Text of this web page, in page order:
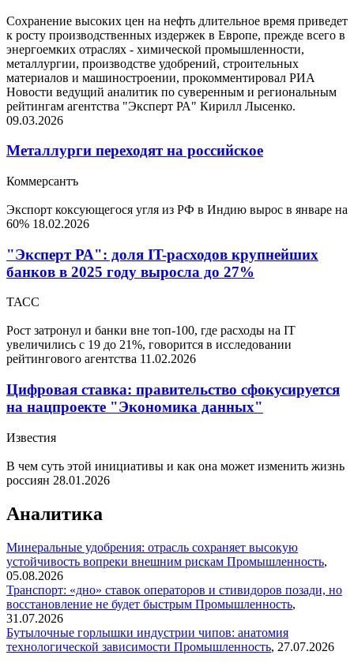
Сохранение высоких цен на нефть длительное время приведет
к росту производственных издержек в Европе, прежде всего в
энергоемких отраслях - химической промышленности,
металлургии, производстве удобрений, строительных
материалов и машиностроении, прокомментировал РИА
Новости ведущий аналитик по суверенным и региональным
рейтингам агентства "Эксперт РА" Кирилл Лысенко.
09.03.2026
Металлурги переходят на российское
Коммерсантъ
Экспорт коксующегося угля из РФ в Индию вырос в январе на
60% 18.02.2026
"Эксперт РА": доля IT-расходов крупнейших
банков в 2025 году выросла до 27%
ТАСС
Рост затронул и банки вне топ-100, где расходы на IT
увеличились с 19 до 21%, говорится в исследовании
рейтингового агентства 11.02.2026
Цифровая ставка: правительство сфокусируется
на нацпроекте "Экономика данных"
Известия
В чем суть этой инициативы и как она может изменить жизнь
россиян 28.01.2026
Аналитика
Минеральные удобрения: отрасль сохраняет высокую
устойчивость вопреки внешним рискам Промышленность,
05.08.2026
Транспорт: «дно» ставок операторов и стивидоров позади, но
восстановление не будет быстрым Промышленность,
31.07.2026
Бутылочные горлышки индустрии чипов: анатомия
технологической зависимости Промышленность, 27.07.2026